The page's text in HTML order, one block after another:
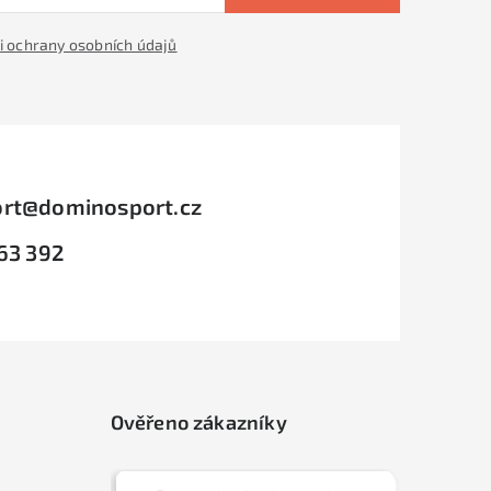
ochrany osobních údajů
@dominosport.cz
392
Ověřeno zákazníky